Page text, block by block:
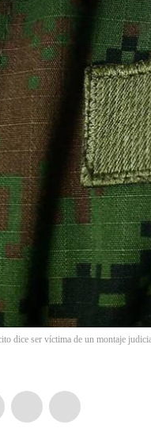
dice ser víctima de un montaje